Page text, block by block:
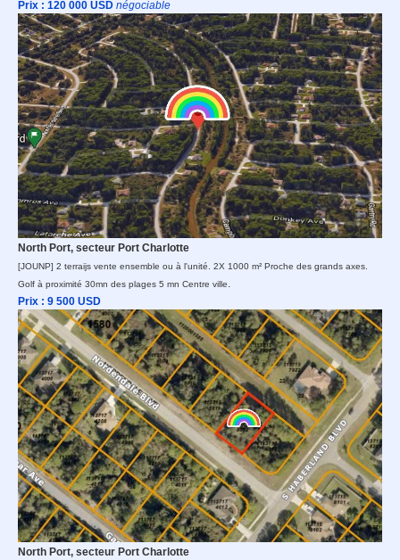
Prix : 120 000 USD négociable
North Port, secteur Port Charlotte
[JOUNP] 2 terraijs vente ensemble ou à l'unité. 2X 1000 m² Proche des grands axes.
Golf à proximité 30mn des plages 5 mn Centre ville
Prix : 9 500 USD
North Port, secteur Port Charlotte